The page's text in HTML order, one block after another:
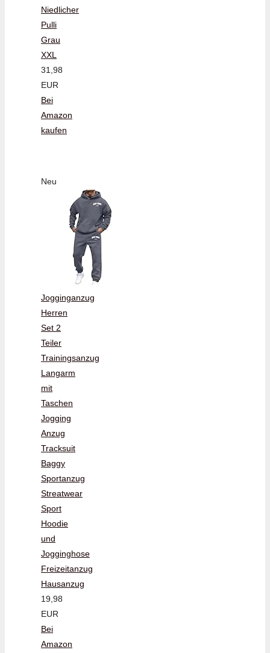
Niedlicher
Pulli
Grau
XXL
31,98
EUR
Bei
Amazon
kaufen
Neu
Jogginganzug
Herren
Set 2
Teiler
Trainingsanzug
Langarm
mit
Taschen
Jogging
Anzug
Tracksuit
Baggy
Sportanzug
Streatwear
Sport
Hoodie
und
Jogginghose
Freizeitanzug
Hausanzug
19,98
EUR
Bei
Amazon